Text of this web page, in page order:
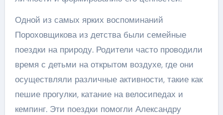
Одной из самых ярких воспоминаний
Пороховщикова из детства были семейные
поездки на природу. Родители часто проводили
время с детьми на открытом воздухе, где они
осуществляли различные активности, такие как
пешие прогулки, катание на велосипедах и
кемпинг. Эти поездки помогли Александру